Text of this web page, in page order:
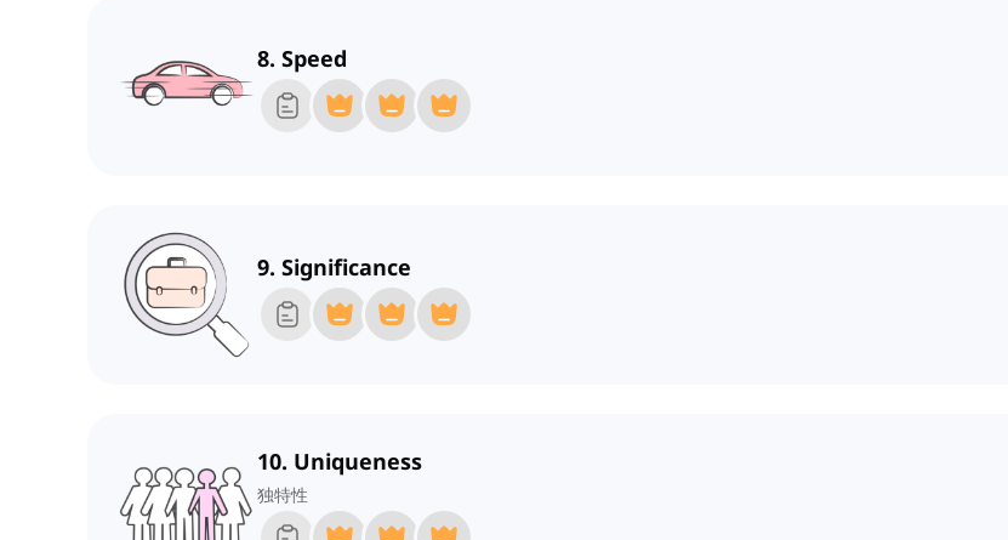
8. Speed
9. Significance
10. Uniqueness
独特性